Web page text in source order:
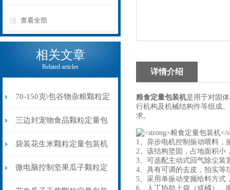
查看全部
相关文章
Related articles
70-150克\包谷物杂粮颗粒定
量包装机制袋封口一体
三边封宠物食品颗粒定量包
装机称重封口一体
袋装花生米颗粒定量包装机
1公斤背封价格
微电脑控制坚果瓜子颗粒定
详情介绍
粮食定量包装机是用于对固
行机构及机械结构件等组成
求。
1、异步电机控制振动喂料，
2、该结构坚固，占地面积小
3、可选配主动式回气除尘装
4、 具有可调的去皮，拍实等
5、 采用单振动变频给料方式
6、人工协助上袋（或桶），